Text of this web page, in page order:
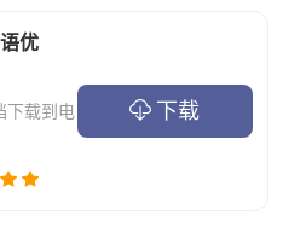
，顺理成章，章月句星，
优
下载到电
下载